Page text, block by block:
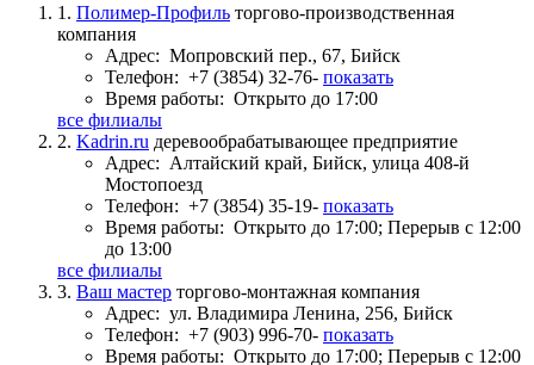
1. Полимер-Профиль торгово-производственная
компания
Адрес: Мопровский пер., 67, Бийск
Телефон: +7 (3854) 32-76- показать
Время работы: Открыто до 17:00
все филиалы
2. Kadrin.ru деревообрабатывающее предприятие
Адрес: Алтайский край, Бийск, улица 408-й
Мостопоезд
Телефон: +7 (3854) 35-19- показать
Время работы: Открыто до 17:00; Перерыв с 12:00
до 13:00
все филиалы
3. Ваш мастер торгово-монтажная компания
Адрес: ул. Владимира Ленина, 256, Бийск
Телефон: +7 (903) 996-70- показать
Время работы: Открыто до 17:00; Перерыв с 12:00